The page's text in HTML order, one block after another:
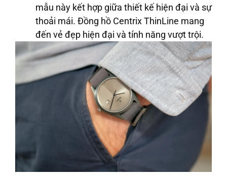
mẫu này kết hợp giữa thiết kế hiện đại và sự
thoải mái. Đồng hồ Centrix ThinLine mang
đến vẻ đẹp hiện đại và tính năng vượt trội.